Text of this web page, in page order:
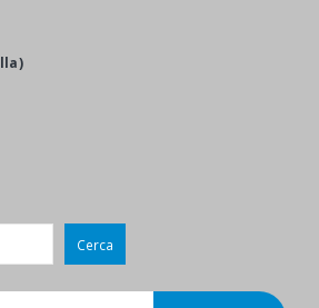
Cerca